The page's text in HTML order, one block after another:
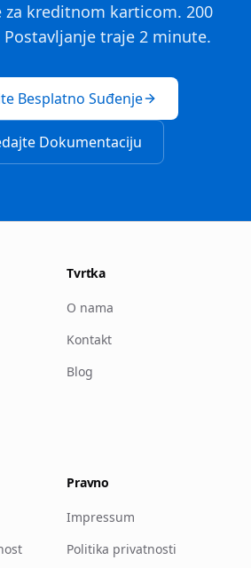
za kreditnom karticom. 200
traje 2 minute.
Besplatno Suđenje
Dokumentaciju
Tvrtka
O nama
Kontakt
Blog
Pravno
Impressum
Politika privatnosti